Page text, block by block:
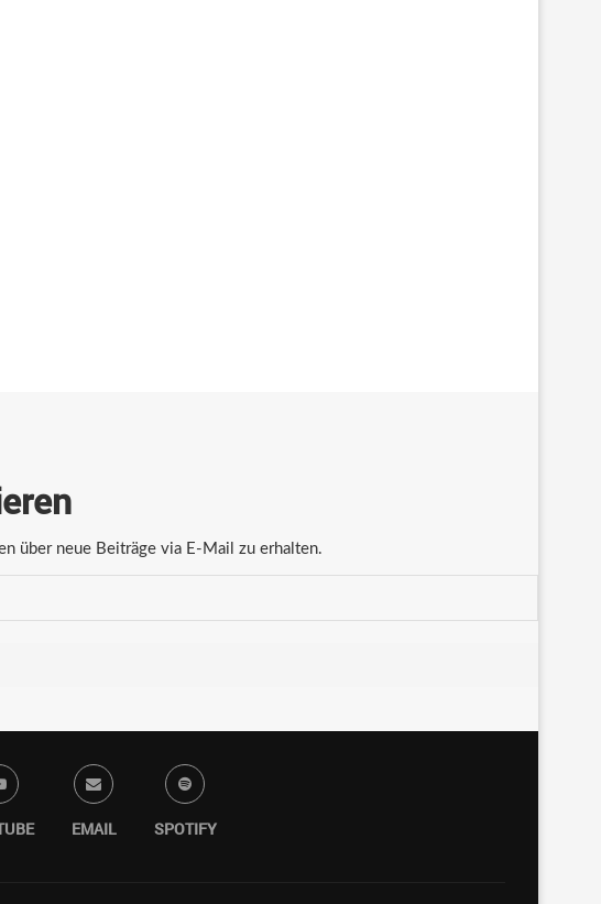
über neue Beiträge via E-Mail zu erhalten.
EMAIL SPOTIFY